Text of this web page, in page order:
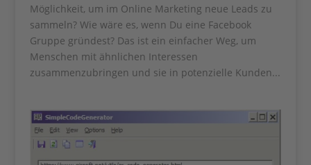
Möglichkeit, um im Online Marketing neue Leads zu
sammeln? Wie wäre es, wenn Du eine Facebook
Gruppe gründest? Das ist ein einfacher Weg, um
Menschen mit ähnlichen Interessen
zusammenzubringen und sie in potenzielle Kunden...